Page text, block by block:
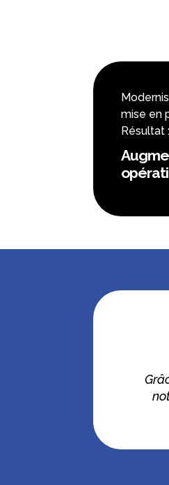
mise en
Résultat :